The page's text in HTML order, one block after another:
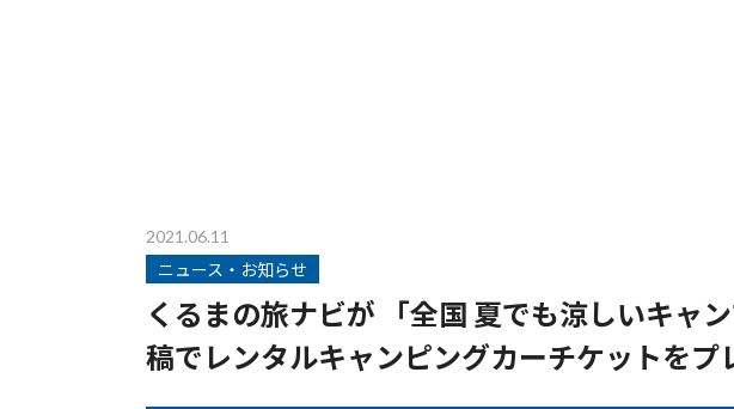
2021.06.11
ニュース・お知らせ
くるまの旅ナビが 「全国 夏でも涼しいキャ
稿でレンタルキャンピングカーチケットをプ